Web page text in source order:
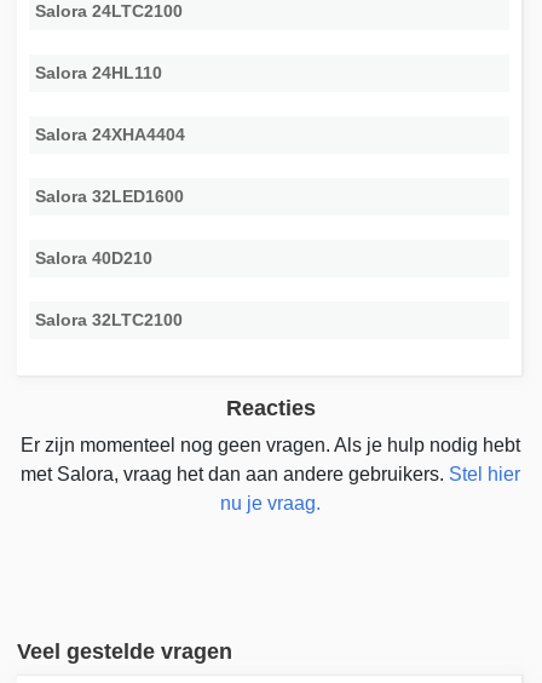
Salora 24LTC2100
Salora 24HL110
Salora 24XHA4404
Salora 32LED1600
Salora 40D210
Salora 32LTC2100
Reacties
Er zijn momenteel nog geen vragen. Als je hulp nodig hebt
met Salora, vraag het dan aan andere gebruikers. Stel hier
nu je vraag.
Veel gestelde vragen